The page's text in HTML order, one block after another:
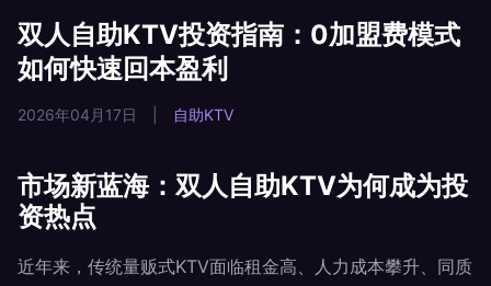
双人自助KTV投资指南：0加盟费模式
如何快速回本盈利
2026年04月17日 自助KTV
市场新蓝海：双人自助KTV为何成为投
资热点
近年来，传统量贩式KTV面临租金高、人力成本攀升、同质